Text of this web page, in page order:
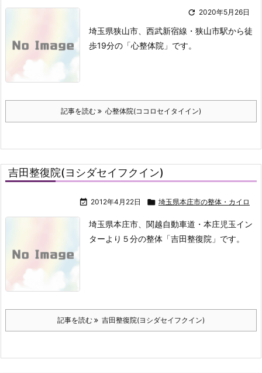
 2020年5月26日
埼玉県狭山市、西武新宿線・狭山市駅から徒
歩19分の「心整体院」です。
記事を読む 心整体院(ココロセイタイイン)
吉田整復院(ヨシダセイフクイン)
 2012年4月22日  埼玉県本庄市の整体・カイロ
埼玉県本庄市、関越自動車道・本庄児玉イン
ターより５分の整体「吉田整復院」です。
記事を読む 吉田整復院(ヨシダセイフクイン)